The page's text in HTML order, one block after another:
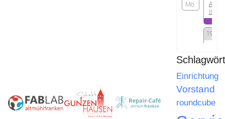
Einrichtung
Vorstand
roundcube